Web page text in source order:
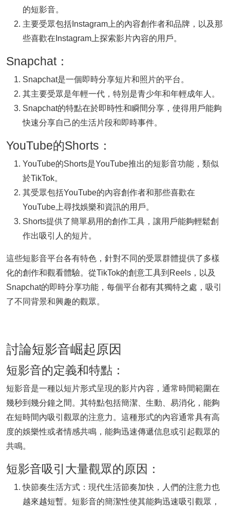
的短影音。
主要受眾包括Instagram上的內容創作者和品牌，以及那
些喜歡在Instagram上探索影片內容的用戶。
Snapchat：
Snapchat是一個即時分享短片和照片的平台。
其主要受眾是年輕一代，特別是青少年和年輕成年人。
Snapchat的特點在於即時性和瞬間分享，使得用戶能夠
快速分享自己的生活片段和即時事件。
YouTube的Shorts：
YouTube的Shorts是YouTube推出的短影音功能，類似
於TikTok。
其受眾包括YouTube的內容創作者和那些喜歡在
YouTube上尋找娛樂和資訊的用戶。
Shorts提供了簡單易用的創作工具，讓用戶能夠輕鬆創
作出吸引人的短片。
這些短影音平台各有特色，針對不同的受眾群體提供了多樣
化的創作和觀看體驗。從TikTok的創意工具到Reels，以及
Snapchat的即時分享功能，每個平台都有其獨特之處，吸引
了不同背景和興趣的觀眾。
討論短影音崛起原因
短影音的定義和特點：
短影音是一種以短片形式呈現的影片內容，通常時間範圍在
幾秒到幾分鐘之間。其特點包括簡潔、生動、易消化，能夠
在短時間內吸引觀眾的注意力。這種形式的內容通常具有高
度的娛樂性或者情感共鳴，能夠迅速傳遞信息或引起觀眾的
共鳴。
短影音吸引大量觀眾的原因：
快節奏生活方式：現代生活節奏加快，人們的注意力也
越來越短暫。短影音的簡潔性使其能夠迅速吸引觀眾，